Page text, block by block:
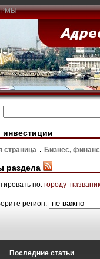
инвестиции
страница Бизнес,
раздела
по: городу
регион:
Последние статьи